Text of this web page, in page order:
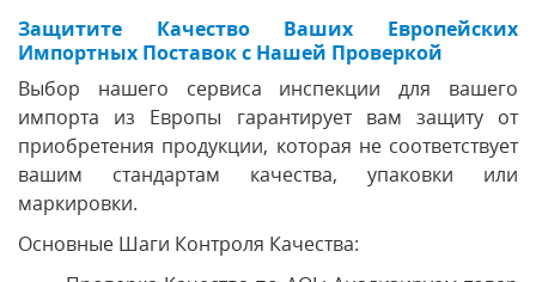
Защитите Качество Ваших Европейских
Импортных Поставок с Нашей Проверкой
Выбор нашего сервиса инспекции для вашего
импорта из Европы гарантирует вам защиту от
приобретения продукции, которая не соответствует
вашим стандартам качества, упаковки или
маркировки.
Основные Шаги Контроля Качества: